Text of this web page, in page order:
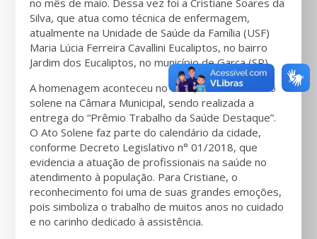
no mês de maio. Dessa vez foi a Cristiane Soares da
Silva, que atua como técnica de enfermagem,
atualmente na Unidade de Saúde da Família (USF)
Maria Lúcia Ferreira Cavallini Eucaliptos, no bairro
Jardim dos Eucaliptos, no município de Garça (SP).
A homenagem aconteceu no dia 9, durante sessão
solene na Câmara Municipal, sendo realizada a
entrega do “Prêmio Trabalho da Saúde Destaque”.
O Ato Solene faz parte do calendário da cidade,
conforme Decreto Legislativo n° 01/2018, que
evidencia a atuação de profissionais na saúde no
atendimento à população. Para Cristiane, o
reconhecimento foi uma de suas grandes emoções,
pois simboliza o trabalho de muitos anos no cuidado
e no carinho dedicado à assistência.